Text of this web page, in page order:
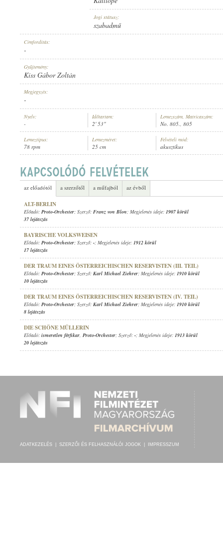
PROTO-ORCHESTER, VEZÉNYEL:CARL WOITSCHACH
LEMEZSZÁM:
Jogi státusz:
szabadmű
Címfordítás:
-
Gyűjtemény:
Kiss Gábor Zoltán
Megjegyzés:
-
Nyelv:
-
Időtartam:
2' 53"
Lemezszám, Matricaszám:
No. 805., 805
Lemeztípus:
78 rpm
Lemezméret:
25 cm
Felvételi mód:
akusztikus
az előadótól a szerzőtől a műfajból az évből
ALT-BERLIN
Előadó: Proto-Orchester; Szerző: Franz von Blon; Megjelenés ideje: 1907 körül
37 lejátszás
BAYRISCHE VOLKSWEISEN
Előadó: Proto-Orchester; Szerző: -; Megjelenés ideje: 1912 körül
17 lejátszás
DER TRAUM EINES ÖSTERREICHISCHEN RESERVISTEN (III. TEIL)
Előadó: Proto-Orchester; Szerző: Karl Michael Ziehrer; Megjelenés ideje: 1910 körül
10 lejátszás
DER TRAUM EINES ÖSTERREICHISCHEN RESERVISTEN (IV. TEIL)
Előadó: Proto-Orchester; Szerző: Karl Michael Ziehrer; Megjelenés ideje: 1910 körül
8 lejátszás
DIE SCHÖNE MÜLLERIN
Előadó: ismeretlen férfikar, Proto-Orchester; Szerző: -; Megjelenés ideje: 1913 körül
20 lejátszás
ADATKEZELÉS SZERZŐI ÉS FELHASZNÁLÓI JOGOK IMPRESSZUM